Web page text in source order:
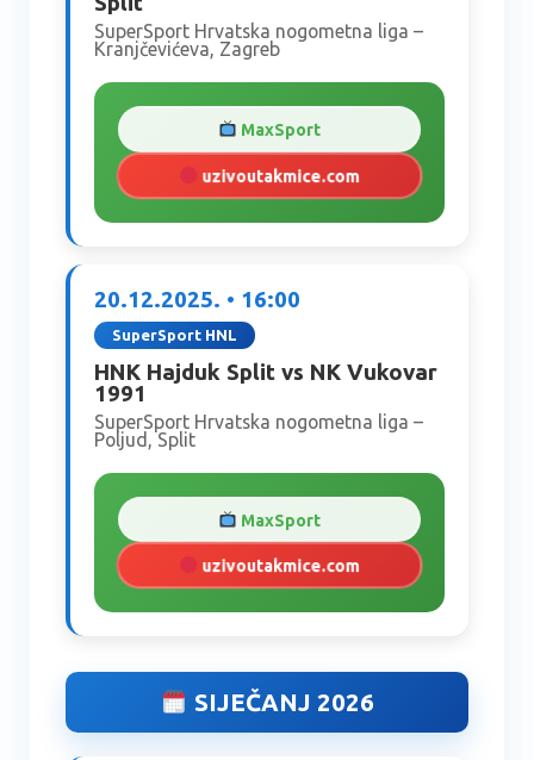
SuperSport Hrvatska nogometna liga –
Kranjčevićeva, Zagreb
MaxSport
uzivoutakmice.com
20.12.2025. • 16:00
SuperSport HNL
HNK Hajduk Split vs NK Vukovar
1991
SuperSport Hrvatska nogometna liga –
Poljud, Split
MaxSport
uzivoutakmice.com
SIJEČANJ 2026